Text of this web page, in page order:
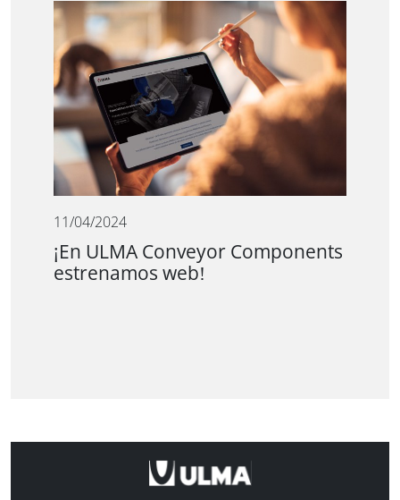
11/04/2024
¡En ULMA Conveyor Components
estrenamos web!